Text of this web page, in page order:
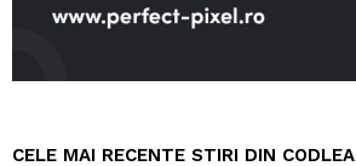
CELE MAI RECENTE STIRI DIN CODLEA